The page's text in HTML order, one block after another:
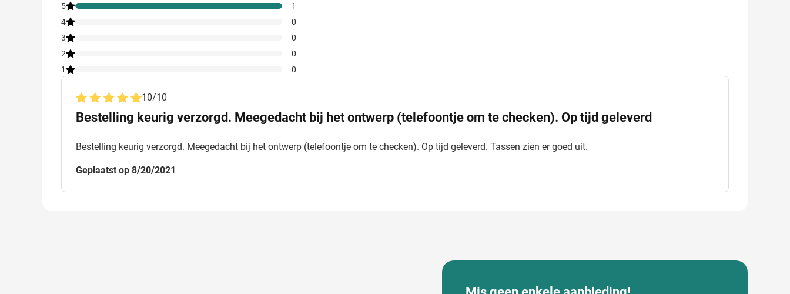
5
1
4
0
3
0
2
0
1
0
10/10
Bestelling keurig verzorgd. Meegedacht bij het ontwerp (telefoontje om te checken). Op tijd geleverd
Bestelling keurig verzorgd. Meegedacht bij het ontwerp (telefoontje om te checken). Op tijd geleverd. Tassen zien er goed uit.
Geplaatst op 8/20/2021